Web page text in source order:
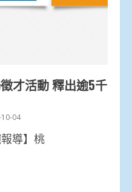
才活動 釋出逾5千
04
導】桃